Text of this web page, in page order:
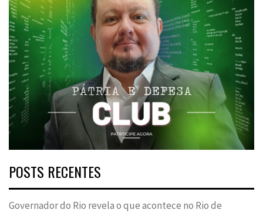
POSTS RECENTES
Governador do Rio revela o que acontece no Rio de